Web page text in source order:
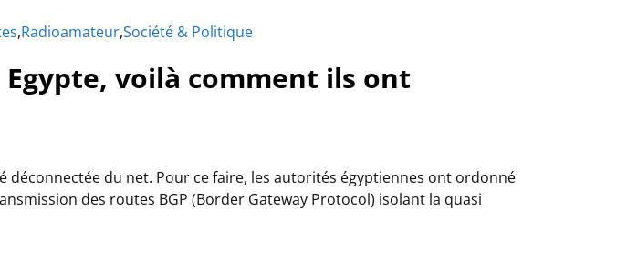
,Radioamateur,Société & Politique
voilà comment ils ont
déconnectée du net. Pour ce faire, les autorités égyptiennes ont ordonné
des routes BGP (Border Gateway Protocol) isolant la quasi